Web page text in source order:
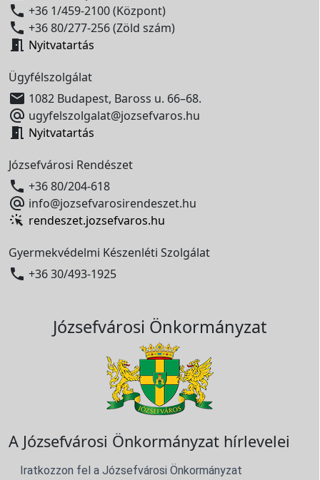
 +36 1/459-2100 (Központ)
 +36 80/277-256 (Zöld szám)
 Nyitvatartás
Ügyfélszolgálat
 1082 Budapest, Baross u. 66–68.
 ugyfelszolgalat@jozsefvaros.hu
 Nyitvatartás
Józsefvárosi Rendészet
 +36 80/204-618
 info@jozsefvarosirendeszet.hu
rendeszet.jozsefvaros.hu
Gyermekvédelmi Készenléti Szolgálat
 +36 30/493-1925
Józsefvárosi Önkormányzat
A Józsefvárosi Önkormányzat hírlevelei
Iratkozzon fel a Józsefvárosi Önkormányzat